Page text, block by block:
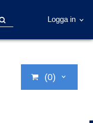
Logga in
(0)